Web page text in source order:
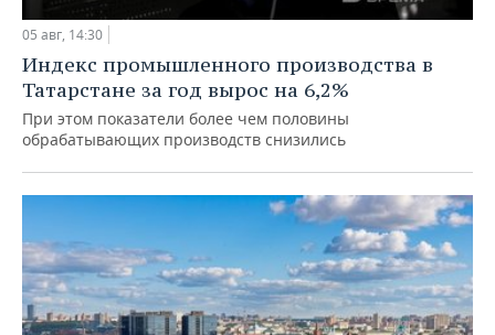
05 авг, 14:30
Индекс промышленного производства в
Татарстане за год вырос на 6,2%
При этом показатели более чем половины
обрабатывающих производств снизились